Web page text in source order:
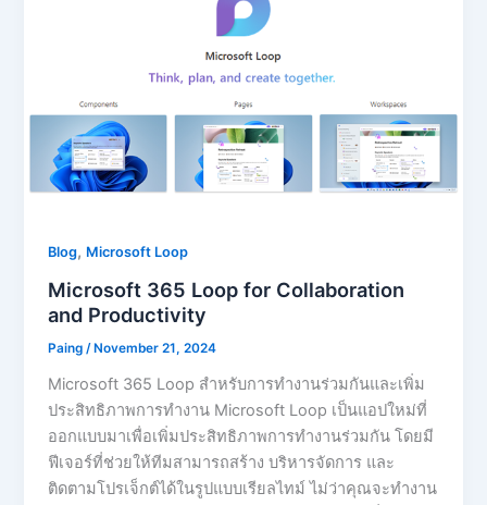
Blog, Microsoft Loop
Microsoft 365 Loop for Collaboration
and Productivity
Paing /November 21, 2024
Microsoft 365 Loop สำหรับการทำงานร่วมกันและเพิ่ม
ประสิทธิภาพการทำงาน Microsoft Loop เป็นแอปใหม่ที่
ออกแบบมาเพื่อเพิ่มประสิทธิภาพการทำงานร่วมกัน โดยมี
ฟีเจอร์ที่ช่วยให้ทีมสามารถสร้าง บริหารจัดการ และ
ติดตามโปรเจ็กต์ได้ในรูปแบบเรียลไทม์ ไม่ว่าคุณจะทำงาน